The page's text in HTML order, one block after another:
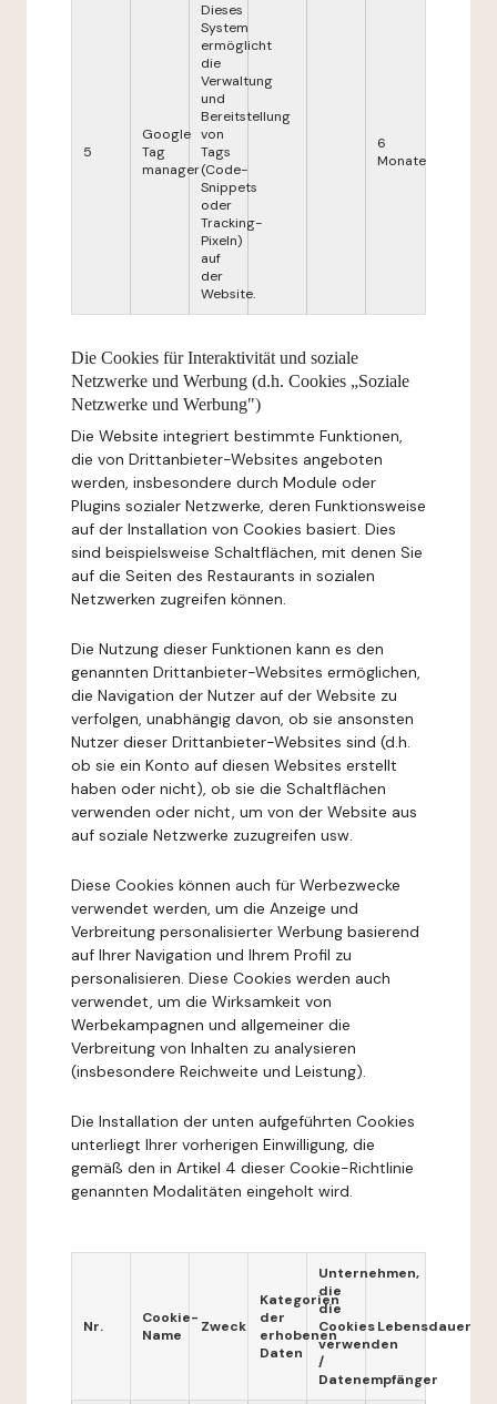
5
Google
Tag
manager
Dieses
System
ermöglicht
die
Verwaltung
und
Bereitstellung
von
Tags
(Code-
Snippets
oder
Tracking-
Pixeln)
auf
der
Website.
6
Monate
Die Cookies für Interaktivität und soziale
Netzwerke und Werbung (d.h. Cookies „Soziale
Netzwerke und Werbung")
Die Website integriert bestimmte Funktionen,
die von Drittanbieter-Websites angeboten
werden, insbesondere durch Module oder
Plugins sozialer Netzwerke, deren Funktionsweise
auf der Installation von Cookies basiert. Dies
sind beispielsweise Schaltflächen, mit denen Sie
auf die Seiten des Restaurants in sozialen
Netzwerken zugreifen können.
Die Nutzung dieser Funktionen kann es den
genannten Drittanbieter-Websites ermöglichen,
die Navigation der Nutzer auf der Website zu
verfolgen, unabhängig davon, ob sie ansonsten
Nutzer dieser Drittanbieter-Websites sind (d.h.
ob sie ein Konto auf diesen Websites erstellt
haben oder nicht), ob sie die Schaltflächen
verwenden oder nicht, um von der Website aus
auf soziale Netzwerke zuzugreifen usw.
Diese Cookies können auch für Werbezwecke
verwendet werden, um die Anzeige und
Verbreitung personalisierter Werbung basierend
auf Ihrer Navigation und Ihrem Profil zu
personalisieren. Diese Cookies werden auch
verwendet, um die Wirksamkeit von
Werbekampagnen und allgemeiner die
Verbreitung von Inhalten zu analysieren
(insbesondere Reichweite und Leistung).
Die Installation der unten aufgeführten Cookies
unterliegt Ihrer vorherigen Einwilligung, die
gemäß den in Artikel 4 dieser Cookie-Richtlinie
genannten Modalitäten eingeholt wird.
Nr.
Cookie-
Name
Zweck
Kategorien
der
erhobenen
Daten
Unternehmen,
die
die
Cookies
verwenden
/
Datenempfänger
Lebensdauer